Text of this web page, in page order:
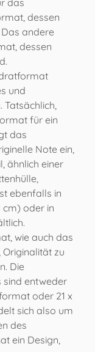
dessen
Das andere
dessen
und
für ein
das
Note ein,
ähnlich einer
ebenfalls in
cm) oder in
wie auch das
zu
Die
sind entweder
oder 21 x
sich also um
des
ein Design,